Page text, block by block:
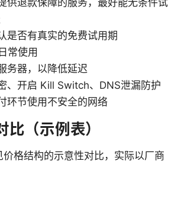
供退款保障的服务，最好能无条件试
是否有真实的免费试用期
常使用
务器，以降低延迟
、开启 Kill Switch、DNS泄漏防护
环节使用不安全的网络
比（示例表）
价格结构的示意性对比，实际以厂商